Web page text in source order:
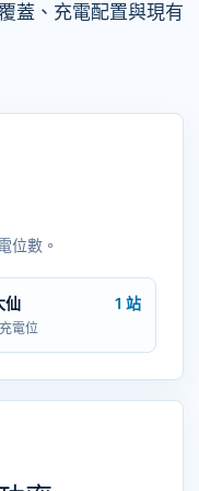
蓋、充電配置與現有
位數。
仙 1 站
電位